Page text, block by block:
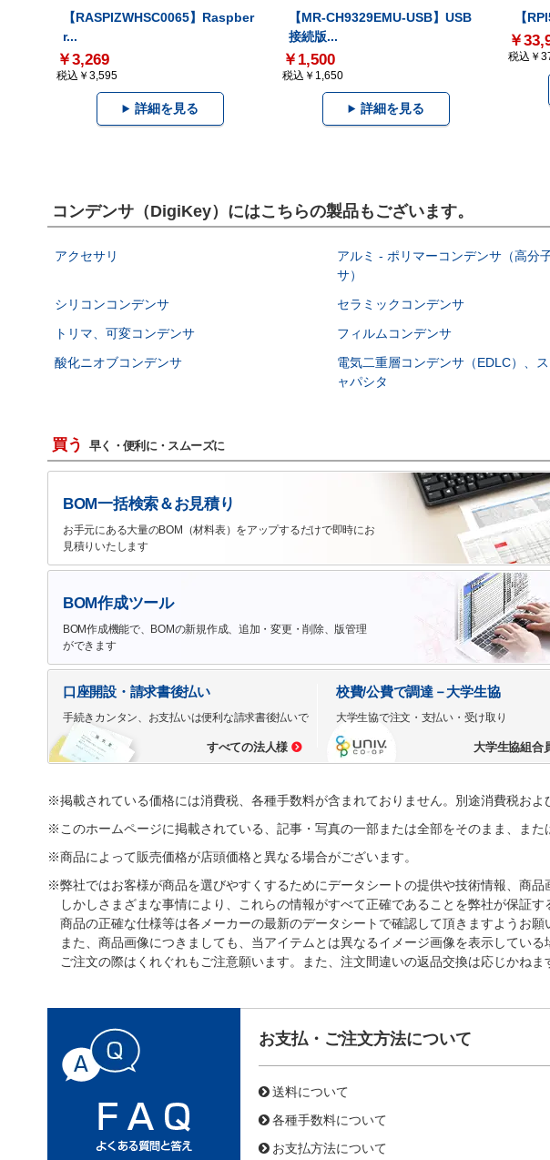
【RASPIZWHSC0065】Raspber
r...
￥3,269
税込￥3,595
詳細を見る
【MR-CH9329EMU-USB】USB
接続版...
￥1,500
税込￥1,650
詳細を見る
【
￥
税込￥
コンデンサ（DigiKey）にはこちらの製品もございます。
アクセサリ
アルミ - ポリマーコンデンサ（高分
サ）
シリコンコンデンサ セラミックコンデンサ
トリマ、可変コンデンサ
フィルムコンデンサ
酸化ニオブコンデンサ
電気二重層コンデンサ（EDLC）、
ャパシタ
買う 早く・便利に・スムーズに
BOM一括検索＆お見積り
お手元にある大量のBOM（材料表）をアップするだけで即時にお
見積りいたします
BOM作成ツール
BOM作成機能で、BOMの新規作成、追加・変更・削除、版管理
ができます
口座開設・請求書後払い
手続きカンタン、お支払いは便利な請求書後払いで
すべての法人様
校費/公費で調達－大学生協
大学生協で注文・支払い・受け取り
大学生協組合
※掲載されている価格には消費税、各種手数料が含まれておりません。別途消費税およ
※このホームページに掲載されている、記事・写真の一部または全部をそのまま、また
※商品によって販売価格が店頭価格と異なる場合がございます。
※弊社ではお客様が商品を選びやすくするためにデータシートの提供や技術情報、商品
しかしさまざまな事情により、これらの情報がすべて正確であることを弊社が保証す
商品の正確な仕様等は各メーカーの最新のデータシートで確認して頂きますようお願
また、商品画像につきましても、当アイテムとは異なるイメージ画像を表示している
ご注文の際はくれぐれもご注意願います。また、注文間違いの返品交換は応じかねま
お支払・ご注文方法について
送料について
各種手数料について
お支払方法について